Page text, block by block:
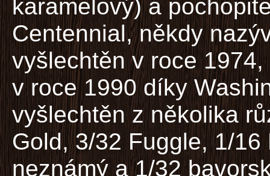
karamelový) a
Centennial, někdy
vyšlechtěn v roce
v roce 1990 díky
vyšlechtěn z několika
Gold, 3/32 Fuggle, 1/
neznámý a 1/32